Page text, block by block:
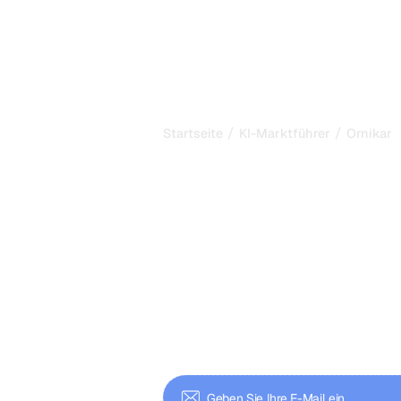
Startseite / KI-Marktführer / Ornikar